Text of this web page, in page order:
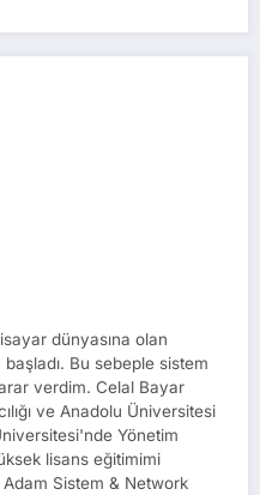
dünyasına olan
Bu sebeple sistem
verdim. Celal Bayar
ve Anadolu Üniversitesi
Yönetim
lisans eğitimimi
Adam Sistem & Network